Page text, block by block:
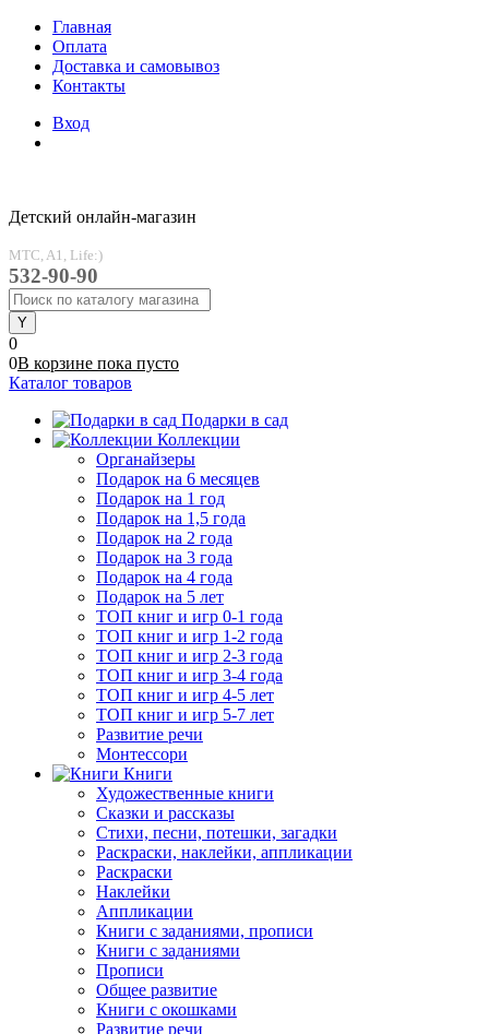
Главная
Оплата
Доставка и самовывоз
Контакты
Вход
Детский онлайн-магазин
MTC, A1, Life:)
532-90-90
0
0В корзине пока пусто
Каталог товаров
Подарки в сад
Коллекции
Органайзеры
Подарок на 6 месяцев
Подарок на 1 год
Подарок на 1,5 года
Подарок на 2 года
Подарок на 3 года
Подарок на 4 года
Подарок на 5 лет
ТОП книг и игр 0-1 года
ТОП книг и игр 1-2 года
ТОП книг и игр 2-3 года
ТОП книг и игр 3-4 года
ТОП книг и игр 4-5 лет
ТОП книг и игр 5-7 лет
Развитие речи
Монтессори
Книги
Художественные книги
Сказки и рассказы
Стихи, песни, потешки, загадки
Раскраски, наклейки, аппликации
Раскраски
Наклейки
Аппликации
Книги с заданиями, прописи
Книги с заданиями
Прописи
Общее развитие
Книги с окошками
Развитие речи